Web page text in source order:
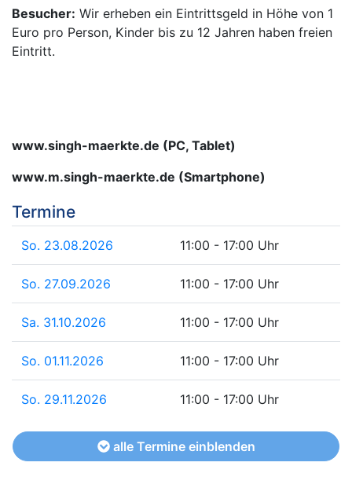
Besucher: Wir erheben ein Eintrittsgeld in Höhe von 1
Euro pro Person, Kinder bis zu 12 Jahren haben freien
Eintritt.
www.singh-maerkte.de (PC, Tablet)
www.m.singh-maerkte.de (Smartphone)
Termine
So. 23.08.2026 11:00 - 17:00 Uhr
So. 27.09.2026 11:00 - 17:00 Uhr
Sa. 31.10.2026 11:00 - 17:00 Uhr
So. 01.11.2026 11:00 - 17:00 Uhr
So. 29.11.2026 11:00 - 17:00 Uhr
alle Termine einblenden